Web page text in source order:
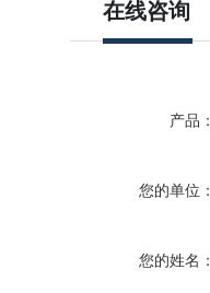
在线咨询
产品：
您的单位：
您的姓名：